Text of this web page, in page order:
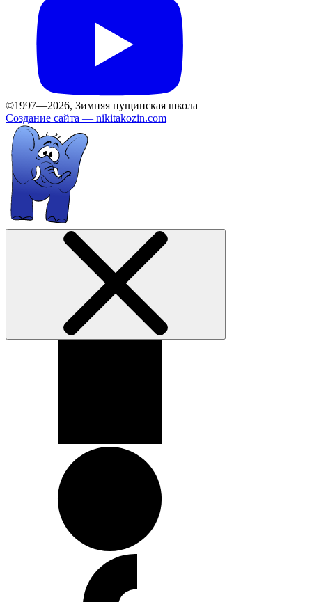
©1997—2026, Зимняя пущинская школа
Создание сайта — nikitakozin.com